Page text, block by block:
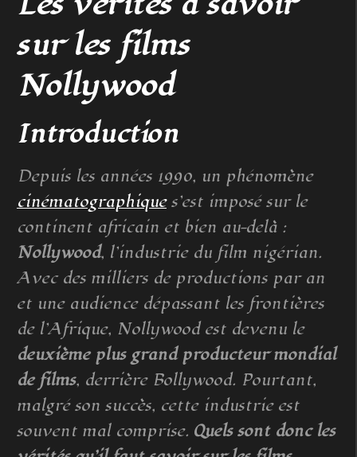
sur les films
Nollywood
Introduction
Depuis les années 1990, un phénomène
cinématographiques’est imposé sur le
continent africain et bien au-delà :
Nollywood, l’industrie du film nigérian.
Avec des milliers de productions par an
et une audience dépassant les frontières
de l’Afrique, Nollywood est devenu le
deuxième plus grand producteur mondial
de films, derrière Bollywood. Pourtant,
malgré son succès, cette industrie est
souvent mal comprise. Quels sont donc les